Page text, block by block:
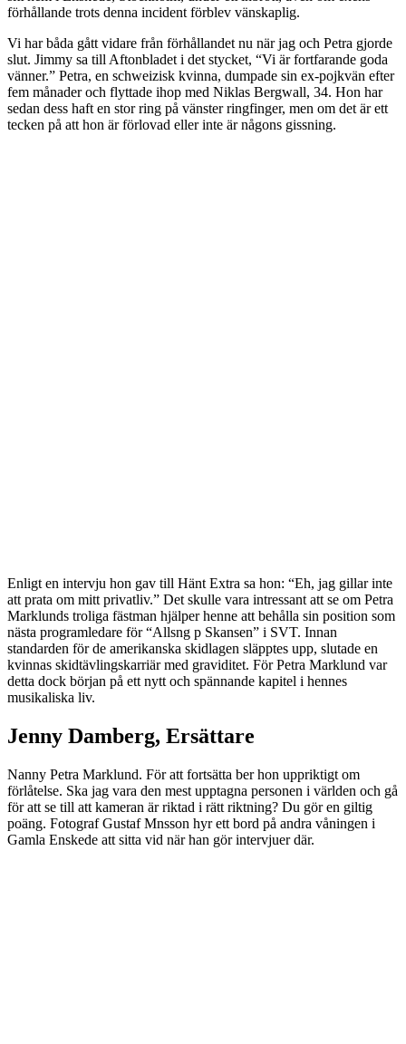
förhållande trots denna incident förblev vänskaplig.
Vi har båda gått vidare från förhållandet nu när jag och Petra gjorde
slut. Jimmy sa till Aftonbladet i det stycket, “Vi är fortfarande goda
vänner.” Petra, en schweizisk kvinna, dumpade sin ex-pojkvän efter
fem månader och flyttade ihop med Niklas Bergwall, 34. Hon har
sedan dess haft en stor ring på vänster ringfinger, men om det är ett
tecken på att hon är förlovad eller inte är någons gissning.
Enligt en intervju hon gav till Hänt Extra sa hon: “Eh, jag gillar inte
att prata om mitt privatliv.” Det skulle vara intressant att se om Petra
Marklunds troliga fästman hjälper henne att behålla sin position som
nästa programledare för “Allsng p Skansen” i SVT. Innan
standarden för de amerikanska skidlagen släpptes upp, slutade en
kvinnas skidtävlingskarriär med graviditet. För Petra Marklund var
detta dock början på ett nytt och spännande kapitel i hennes
musikaliska liv.
Jenny Damberg, Ersättare
Nanny Petra Marklund. För att fortsätta ber hon uppriktigt om
förlåtelse. Ska jag vara den mest upptagna personen i världen och gå
för att se till att kameran är riktad i rätt riktning? Du gör en giltig
poäng. Fotograf Gustaf Mnsson hyr ett bord på andra våningen i
Gamla Enskede att sitta vid när han gör intervjuer där.